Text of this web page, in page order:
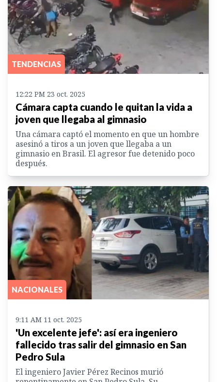
TENDENCIAS
12:22 PM 23 oct. 2025
Cámara capta cuando le quitan la vida a
joven que llegaba al gimnasio
Una cámara captó el momento en que un hombre
asesinó a tiros a un joven que llegaba a un
gimnasio en Brasil. El agresor fue detenido poco
después.
NACIONALES
9:11 AM 11 oct. 2025
'Un excelente jefe': así era ingeniero
fallecido tras salir del gimnasio en San
Pedro Sula
El ingeniero Javier Pérez Recinos murió